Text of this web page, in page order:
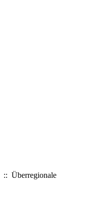
:: Überregionale